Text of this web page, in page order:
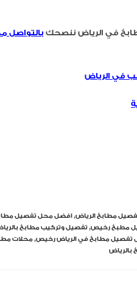
في الرياض ننصحك بالتواصل
في الرياض
مطابخ الرياض,افضل محل تفصيل
مطبخ رخيص,تفصيل وتركيب مطابخ
تفصيل مطابخ في الرياض رخيص,محلات